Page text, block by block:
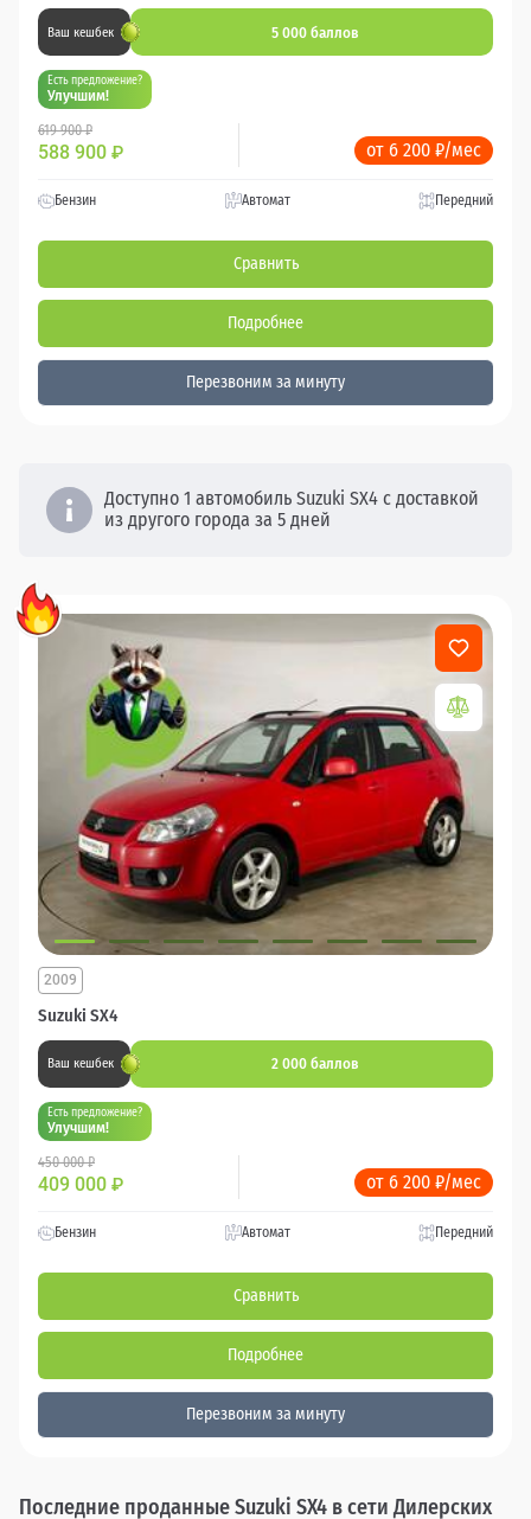
Ваш кешбек 5 000 баллов
Есть предложение?
Улучшим!
619 900 ₽
588 900 ₽ от 6 200 ₽/мес
Бензин Автомат Передний
Сравнить
Подробнее
Перезвоним за минуту
Доступно 1 автомобиль Suzuki SX4 с доставкой
из другого города за 5 дней
Suzuki SX4
2009
Ваш кешбек 2 000 баллов
Есть предложение?
Улучшим!
450 000 ₽
409 000 ₽ от 6 200 ₽/мес
Бензин Автомат Передний
Сравнить
Подробнее
Перезвоним за минуту
Последние проданные Suzuki SX4 в сети Дилерских